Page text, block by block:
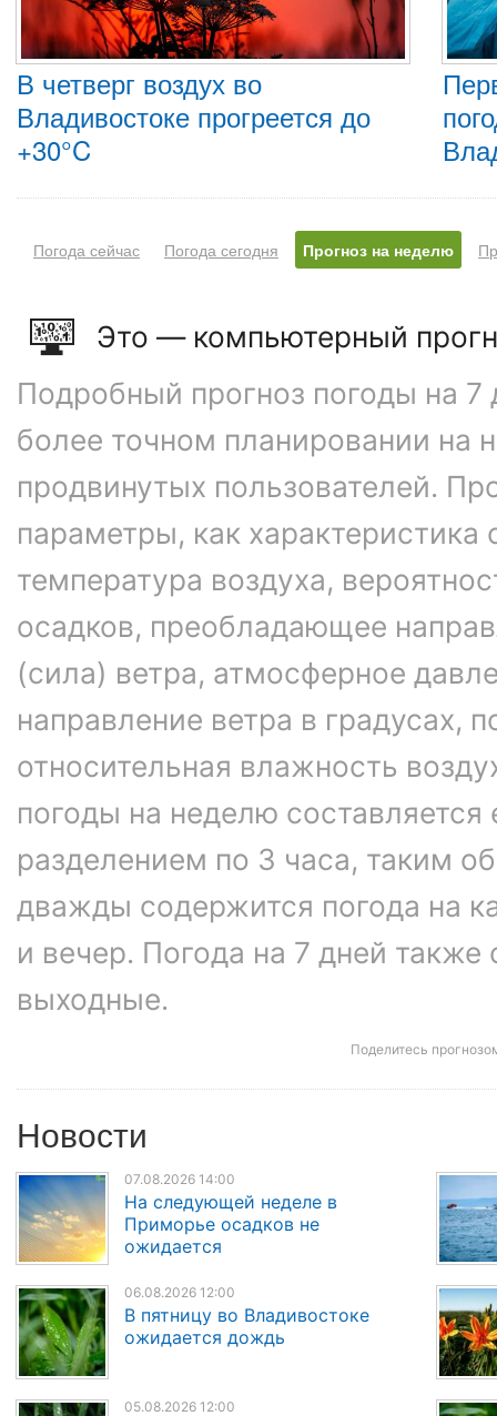
В четверг воздух во
Владивостоке прогреется до
+30°C
Погода сейчас Погода сегодня Прогноз на неделю
Это — компьютерный
Подробный прогноз погоды на 7
более точном планировании на
продвинутых пользователей.
параметры, как характеристика
температура воздуха,
осадков, преобладающее
(сила) ветра, атмосферное
направление ветра в градусах,
относительная влажность
погоды на неделю
разделением по 3 часа, таким
дважды содержится погода на
и вечер. Погода на 7 дней также
выходные.
Поделитесь
Новости
07.08.2026 14:00
На следующей неделе в
Приморье осадков не
ожидается
06.08.2026 12:00
В пятницу во Владивостоке
ожидается дождь
05.08.2026 12:00